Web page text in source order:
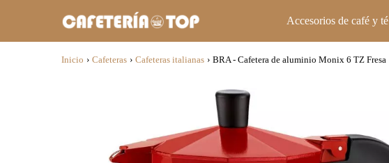
Accesorios de café y té
Inicio › Cafeteras › Cafeteras italianas › BRA - Cafetera de aluminio Monix 6 TZ Fresa